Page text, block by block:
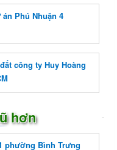
Phú Nhuận 4
công ty Huy Hoàng
hơn
phường Bình Trưng